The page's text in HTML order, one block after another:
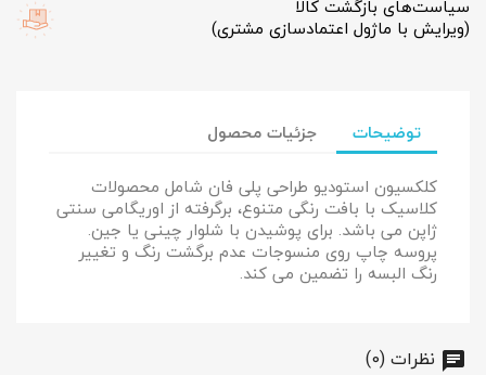
سیاست‌های بازگشت کالا
(ویرایش با ماژول اعتمادسازی مشتری)
توضیحات
جزئیات محصول
کلکسیون استودیو طراحی پلی فان شامل محصولات
کلاسیک با بافت رنگی متنوع، برگرفته از اوریگامی سنتی
ژاپن می باشد. برای پوشیدن با شلوار چینی یا جین.
پروسه چاپ روی منسوجات عدم برگشت رنگ و تغییر
رنگ البسه را تضمین می کند.
نظرات (0)